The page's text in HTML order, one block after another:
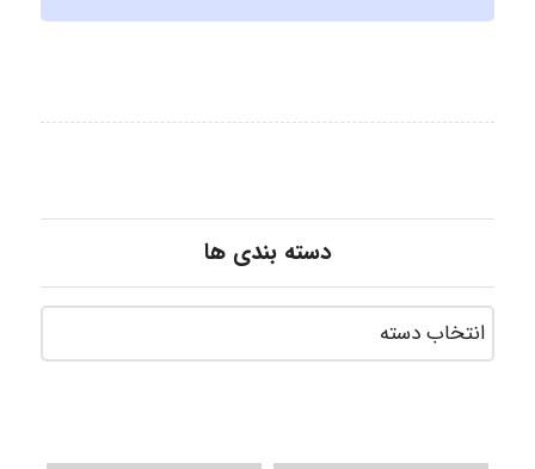
دسته بندی ها